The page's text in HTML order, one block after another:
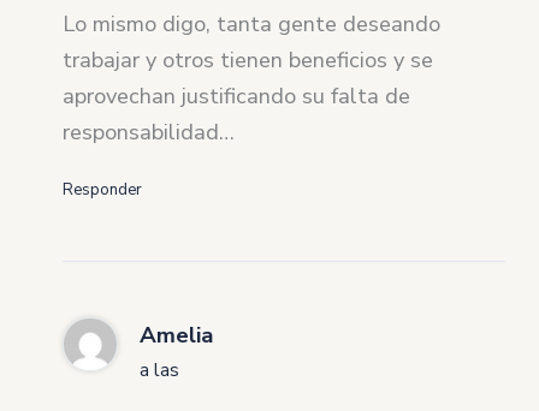
Lo mismo digo, tanta gente deseando
trabajar y otros tienen beneficios y se
aprovechan justificando su falta de
responsabilidad…
Responder
Amelia
a las